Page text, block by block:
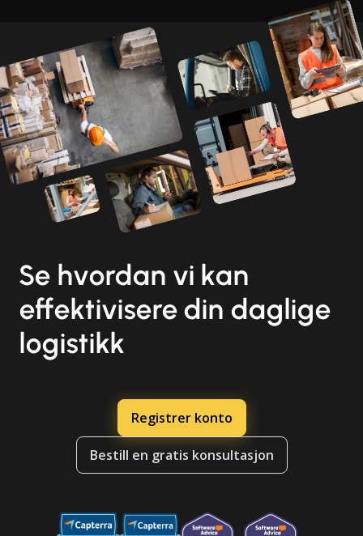
Se hvordan vi kan
effektivisere din daglige
logistikk
Registrer konto
Bestill en gratis konsultasjon